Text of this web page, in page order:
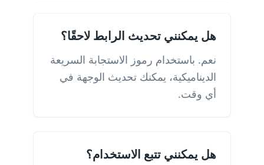
هل يمكنني تحديث الرابط لاحقًا؟
نعم. باستخدام رموز الاستجابة السريعة
الديناميكية، يمكنك تحديث الوجهة في
أي وقت.
هل يمكنني تتبع الاستخدام؟